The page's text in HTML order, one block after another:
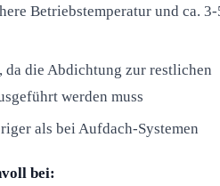
Betriebstemperatur und ca.
die Abdichtung zur restlichen
werden muss
als bei Aufdach-Systemen
bei: